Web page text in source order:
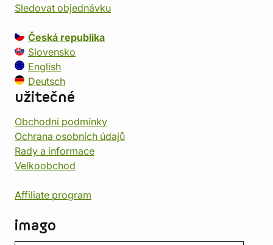
Sledovat objednávku
Česká republika
Slovensko
English
Deutsch
užitečné
Obchodní podmínky
Ochrana osobních údajů
Rady a informace
Velkoobchod
Affiliate program
imago